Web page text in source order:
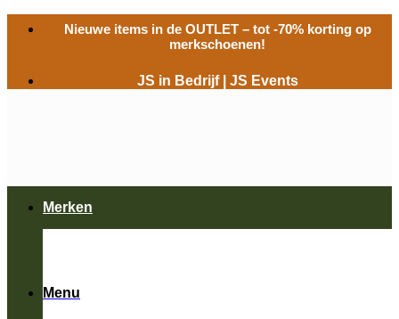
naar
Nieuwe items in de OUTLET– tot -70% korting op
merkschoenen!
JS in Bedrijf JS Events
Menu
Merken